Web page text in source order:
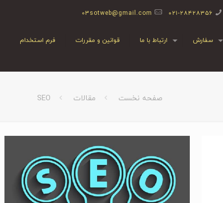
۰۲۱-۲۸۴۲۸۳۵۶ 03sotweb@gmail.com
سفارش ارتباط با ما قوانین و مقررات فرم استخدام
صفحه نخست مقالات SEO